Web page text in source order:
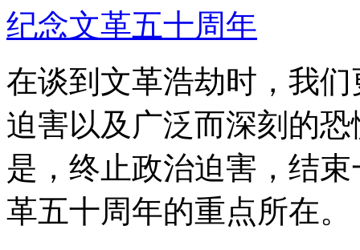
纪念文革五十周年
在谈到文革浩劫时，我
迫害以及广泛而深刻的
是，终止政治迫害，结
革五十周年的重点所在。